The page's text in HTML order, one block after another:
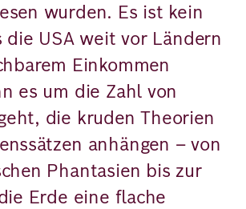
wurden. Es ist kein
die USA weit vor Ländern
Einkommen
es um die Zahl von
die kruden Theorien
anhängen – von
Phantasien bis zur
Erde eine flache